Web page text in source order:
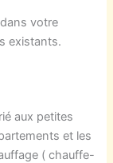
votre
existants.
aux petites
et les
( chauffe-